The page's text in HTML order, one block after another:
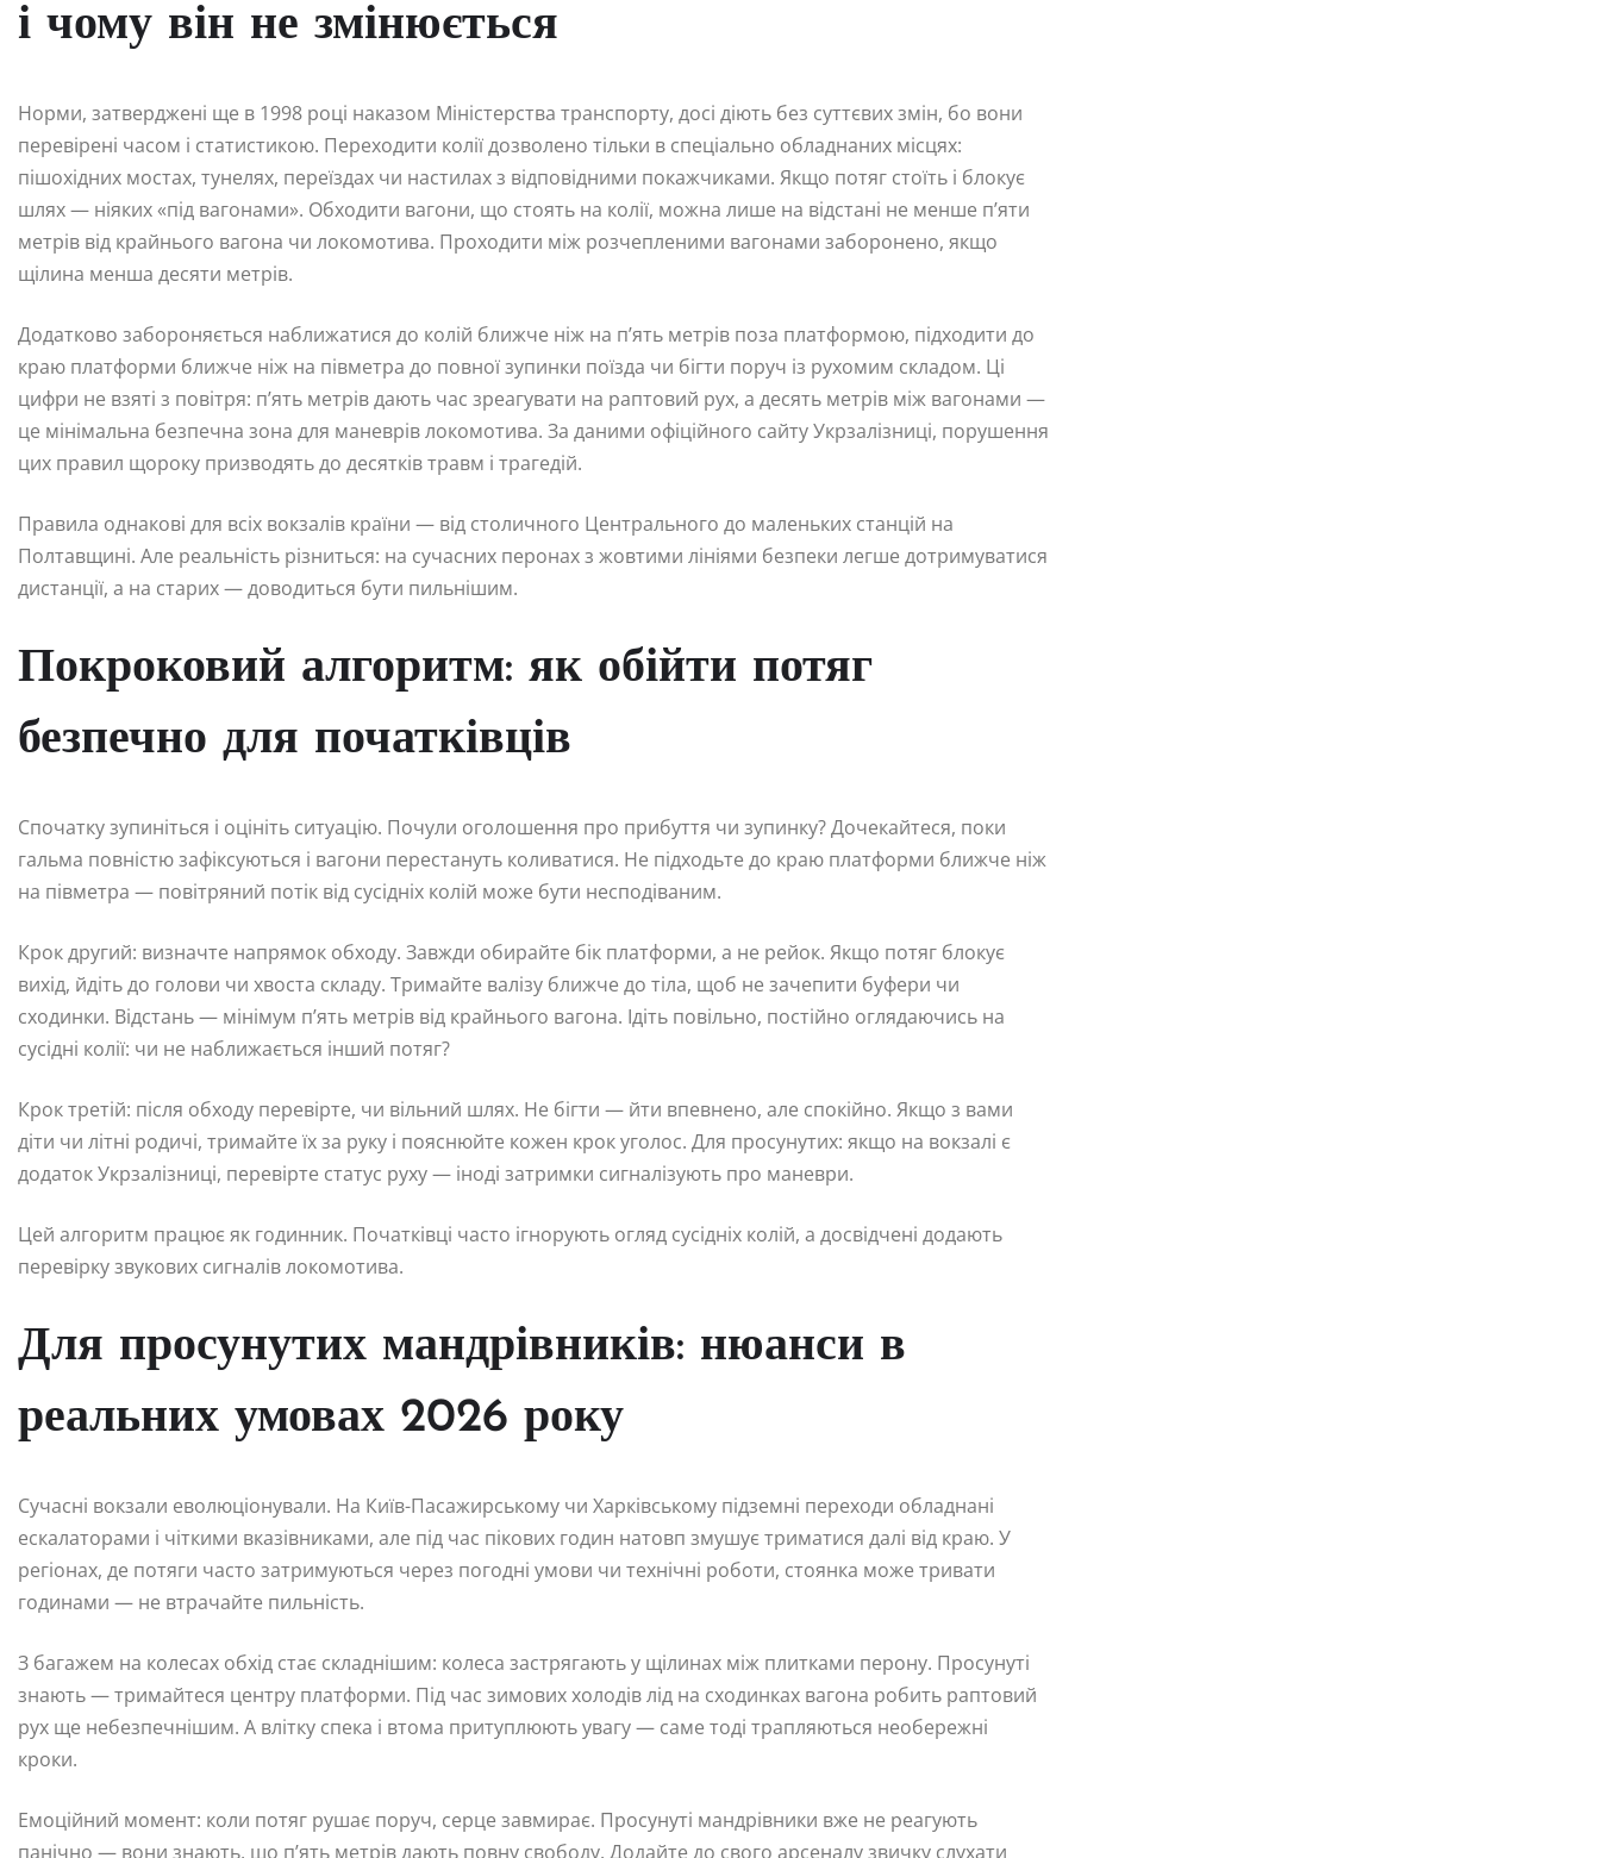
і чому він не змінюється
Норми, затверджені ще в 1998 році наказом Міністерства транспорту, досі діють без суттєвих змін, бо вони
перевірені часом і статистикою. Переходити колії дозволено тільки в спеціально обладнаних місцях:
пішохідних мостах, тунелях, переїздах чи настилах з відповідними покажчиками. Якщо потяг стоїть і блокує
шлях — ніяких «під вагонами». Обходити вагони, що стоять на колії, можна лише на відстані не менше п’яти
метрів від крайнього вагона чи локомотива. Проходити між розчепленими вагонами заборонено, якщо
щілина менша десяти метрів.
Додатково забороняється наближатися до колій ближче ніж на п’ять метрів поза платформою, підходити до
краю платформи ближче ніж на півметра до повної зупинки поїзда чи бігти поруч із рухомим складом. Ці
цифри не взяті з повітря: п’ять метрів дають час зреагувати на раптовий рух, а десять метрів між вагонами —
це мінімальна безпечна зона для маневрів локомотива. За даними офіційного сайту Укрзалізниці, порушення
цих правил щороку призводять до десятків травм і трагедій.
Правила однакові для всіх вокзалів країни — від столичного Центрального до маленьких станцій на
Полтавщині. Але реальність різниться: на сучасних перонах з жовтими лініями безпеки легше дотримуватися
дистанції, а на старих — доводиться бути пильнішим.
Покроковий алгоритм: як обійти потяг
безпечно для початківців
Спочатку зупиніться і оцініть ситуацію. Почули оголошення про прибуття чи зупинку? Дочекайтеся, поки
гальма повністю зафіксуються і вагони перестануть коливатися. Не підходьте до краю платформи ближче ніж
на півметра — повітряний потік від сусідніх колій може бути несподіваним.
Крок другий: визначте напрямок обходу. Завжди обирайте бік платформи, а не рейок. Якщо потяг блокує
вихід, йдіть до голови чи хвоста складу. Тримайте валізу ближче до тіла, щоб не зачепити буфери чи
сходинки. Відстань — мінімум п’ять метрів від крайнього вагона. Ідіть повільно, постійно оглядаючись на
сусідні колії: чи не наближається інший потяг?
Крок третій: після обходу перевірте, чи вільний шлях. Не бігти — йти впевнено, але спокійно. Якщо з вами
діти чи літні родичі, тримайте їх за руку і пояснюйте кожен крок уголос. Для просунутих: якщо на вокзалі є
додаток Укрзалізниці, перевірте статус руху — іноді затримки сигналізують про маневри.
Цей алгоритм працює як годинник. Початківці часто ігнорують огляд сусідніх колій, а досвідчені додають
перевірку звукових сигналів локомотива.
Для просунутих мандрівників: нюанси в
реальних умовах 2026 року
Сучасні вокзали еволюціонували. На Київ-Пасажирському чи Харківському підземні переходи обладнані
ескалаторами і чіткими вказівниками, але під час пікових годин натовп змушує триматися далі від краю. У
регіонах, де потяги часто затримуються через погодні умови чи технічні роботи, стоянка може тривати
годинами — не втрачайте пильність.
З багажем на колесах обхід стає складнішим: колеса застрягають у щілинах між плитками перону. Просунуті
знають — тримайтеся центру платформи. Під час зимових холодів лід на сходинках вагона робить раптовий
рух ще небезпечнішим. А влітку спека і втома притуплюють увагу — саме тоді трапляються необережні
кроки.
Емоційний момент: коли потяг рушає поруч, серце завмирає. Просунуті мандрівники вже не реагують
панічно — вони знають, що п’ять метрів дають повну свободу. Додайте до свого арсеналу звичку слухати